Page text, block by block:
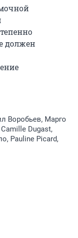
должен
Воробьев, Марго
Dugast,
Pauline Picard,